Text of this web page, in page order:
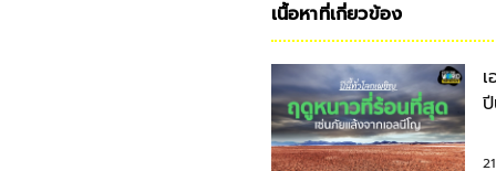
เนื้อหาที่เกี่ยวข้อง